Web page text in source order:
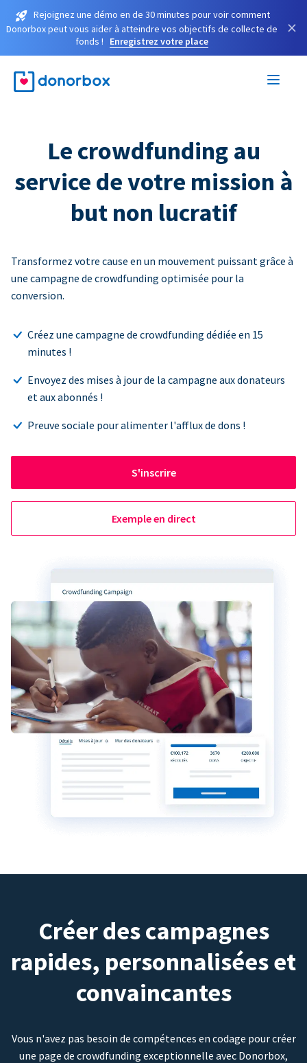
Rejoignez une démo en de 30 minutes pour voir comment
Donorbox peut vous aider à atteindre vos objectifs de collecte de
fonds !
Enregistrez votre place
×
Le crowdfunding au
service de votre mission à
but non lucratif
Transformez votre cause en un mouvement puissant grâce à
une campagne de crowdfunding optimisée pour la
conversion.
Créez une campagne de crowdfunding dédiée en 15
minutes !
Envoyez des mises à jour de la campagne aux donateurs
et aux abonnés !
Preuve sociale pour alimenter l'afflux de dons !
S'inscrire
Exemple en direct
Créer des campagnes
rapides, personnalisées et
convaincantes
Vous n'avez pas besoin de compétences en codage pour créer
une page de crowdfunding exceptionnelle avec Donorbox,